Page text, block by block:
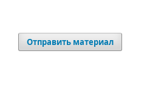
Отправить материал